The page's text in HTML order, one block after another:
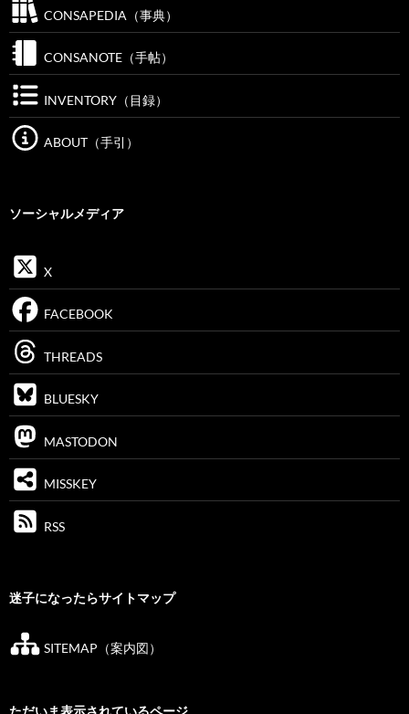
CONSAPEDIA（事典）
CONSANOTE（手帖）
INVENTORY（目録）
ABOUT（手引）
ソーシャルメディア
X
FACEBOOK
THREADS
BLUESKY
MASTODON
MISSKEY
RSS
迷子になったらサイトマップ
SITEMAP（案内図）